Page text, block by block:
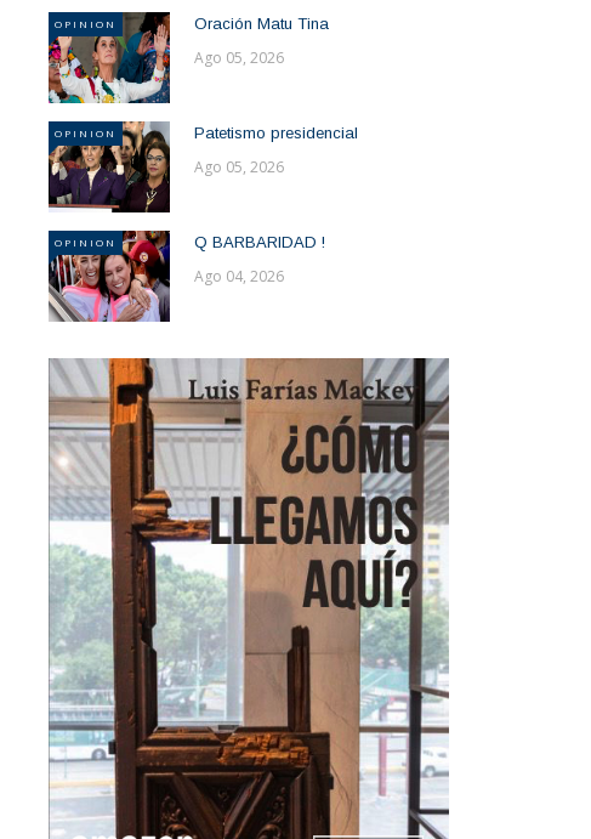
OPINION Oración Matu Tina
Ago 05, 2026
OPINION Patetismo presidencial
Ago 05, 2026
OPINION Q BARBARIDAD !
Ago 04, 2026